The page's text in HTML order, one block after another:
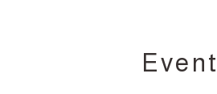
Event